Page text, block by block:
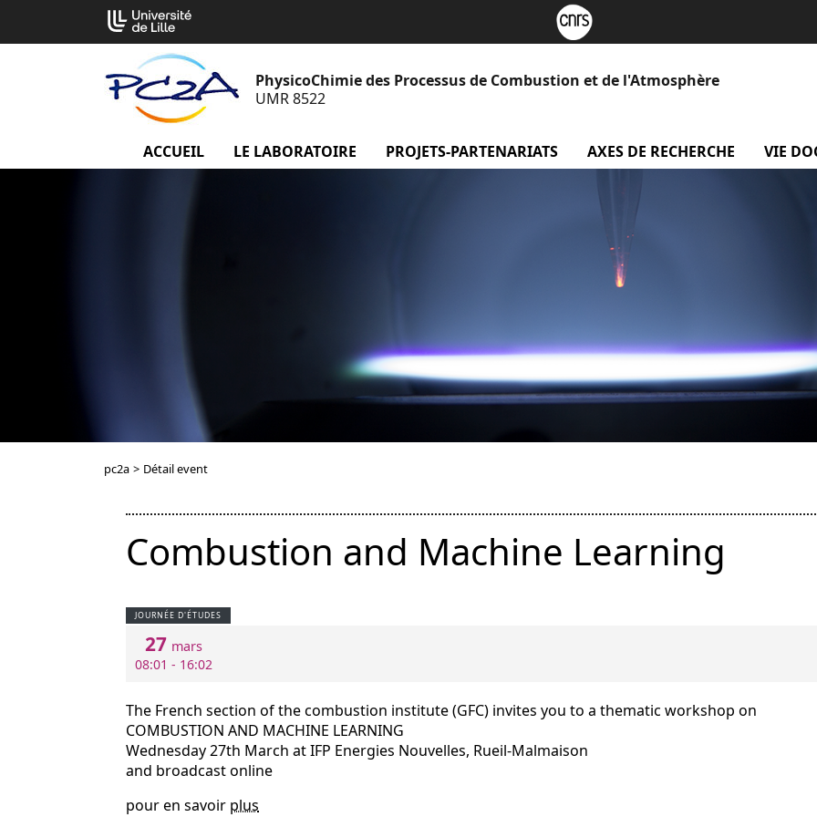
contenu
PhysicoChimie des Processus de Combustion et de l'Atmosphère
UMR 8522
ACCUEIL menu Accueil
LE LABORATOIRE menu Le laboratoire
PROJETS-PARTENARIATS menu projets-partenariats
AXES DE RECHERCHE menu
VIE
pc2a > Détail event
Combustion and Machine Learning
JOURNÉE D'ÉTUDES
27 mars
08:01 - 16:02
The French section of the combustion institute (GFC) invites you to a thematic workshop on
COMBUSTION AND MACHINE LEARNING
Wednesday 27th March at IFP Energies Nouvelles, Rueil-Malmaison
and broadcast online
pour en savoir plus
Cookies management panel